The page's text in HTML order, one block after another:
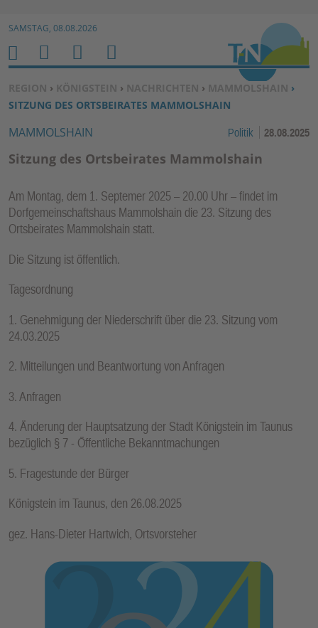
Zum Inhalt springen ↓
SAMSTAG, 08.08.2026
SIE BEFINDEN SICH HIER:
REGION › KÖNIGSTEIN › NACHRICHTEN › MAMMOLSHAIN ›
SITZUNG DES ORTSBEIRATES MAMMOLSHAIN
MAMMOLSHAIN Politik 28.08.2025
Sitzung des Ortsbeirates Mammolshain
Am Montag, dem 1. Septemer 2025 – 20.00 Uhr – findet im
Dorfgemeinschaftshaus Mammolshain die 23. Sitzung des
Ortsbeirates Mammolshain statt.
Die Sitzung ist öffentlich.
Tagesordnung
1. Genehmigung der Niederschrift über die 23. Sitzung vom
24.03.2025
2. Mitteilungen und Beantwortung von Anfragen
3. Anfragen
4. Änderung der Hauptsatzung der Stadt Königstein im Taunus
bezüglich § 7 - Öffentliche Bekanntmachungen
5. Fragestunde der Bürger
Königstein im Taunus, den 26.08.2025
gez. Hans-Dieter Hartwich, Ortsvorsteher
H
O
M
E
M
E
N
U
S
U
C
H
E
N
B
E
N
Z
R
F
U
K
N